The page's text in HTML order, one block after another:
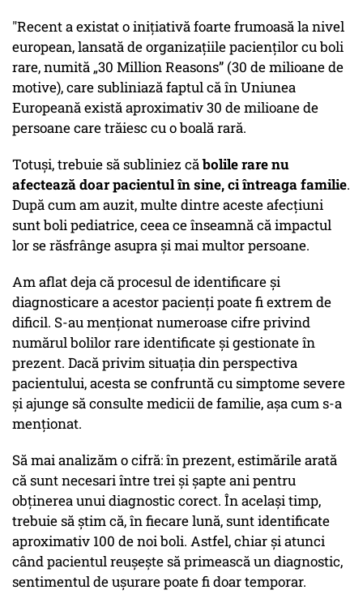
"Recent a existat o inițiativă foarte frumoasă la nivel
european, lansată de organizațiile pacienților cu boli
rare, numită „30 Million Reasons” (30 de milioane de
motive), care subliniază faptul că în Uniunea
Europeană există aproximativ 30 de milioane de
persoane care trăiesc cu o boală rară.
Totuși, trebuie să subliniez căbolile rare nu
afectează doar pacientul în sine, ci întreaga familie.
După cum am auzit, multe dintre aceste afecțiuni
sunt boli pediatrice, ceea ce înseamnă că impactul
lor se răsfrânge asupra și mai multor persoane.
Am aflat deja că procesul de identificare și
diagnosticare a acestor pacienți poate fi extrem de
dificil. S-au menționat numeroase cifre privind
numărul bolilor rare identificate și gestionate în
prezent. Dacă privim situația din perspectiva
pacientului, acesta se confruntă cu simptome severe
și ajunge să consulte medicii de familie, așa cum s-a
menționat.
Să mai analizăm o cifră: în prezent, estimările arată
că sunt necesari între trei și șapte ani pentru
obținerea unui diagnostic corect. În același timp,
trebuie să știm că, în fiecare lună, sunt identificate
aproximativ 100 de noi boli. Astfel, chiar și atunci
când pacientul reușește să primească un diagnostic,
sentimentul de ușurare poate fi doar temporar.